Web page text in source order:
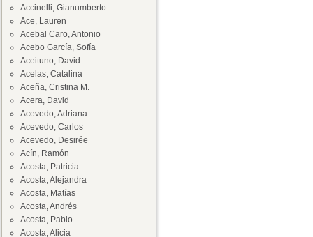
Accinelli, Gianumberto
Ace, Lauren
Acebal Caro, Antonio
Acebo García, Sofía
Aceituno, David
Acelas, Catalina
Aceña, Cristina M.
Acera, David
Acevedo, Adriana
Acevedo, Carlos
Acevedo, Desirée
Acín, Ramón
Acosta, Patricia
Acosta, Alejandra
Acosta, Matías
Acosta, Andrés
Acosta, Pablo
Acosta, Alicia